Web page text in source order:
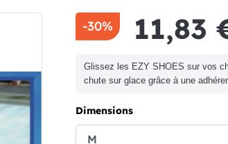
-30% 11,83
Glissez les EZY SHOES sur vos
chute sur glace grâce à une
Dimensions